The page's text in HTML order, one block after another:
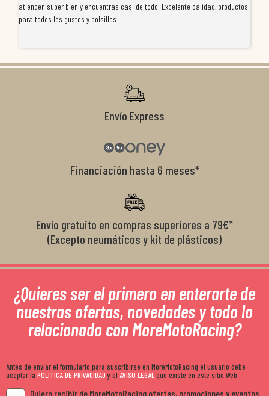
atienden super bien y encuentras casi de todo! Excelente calidad, productos
para todos los gustos y bolsillos
Envío Express
Financiación hasta 6 meses*
Envío gratuito en compras superiores a 79€*
(Excepto neumáticos y kit de plásticos)
¿Quieres ser el primero en enterarte de
nuestras ofertas, novedades y todo lo
relacionado con MoreMotoRacing?
Antes de enviar el formulario para suscribirse en MoreMotoRacing el usuario debe
aceptar la POLÍTICA DE PRIVACIDADy el AVISO LEGALque existe en este sitio Web.
Quiero recibir de MoreMotoRacing ofertas, promociones y eventos